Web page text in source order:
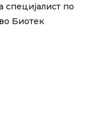
по
Биотек